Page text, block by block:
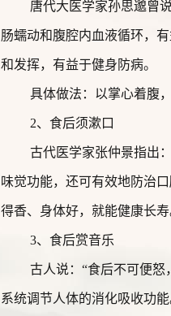
唐代大医学家孙思邈曾
肠蠕动和腹腔内血液循环，
和发挥，有益于健身防病。
具体做法：以掌心着腹
2、食后须漱口
古代医学家张仲景指出
味觉功能，还可有效地防治
得香、身体好，就能健康长寿
3、食后赏音乐
古人说：“食后不可便
系统调节人体的消化吸收功能